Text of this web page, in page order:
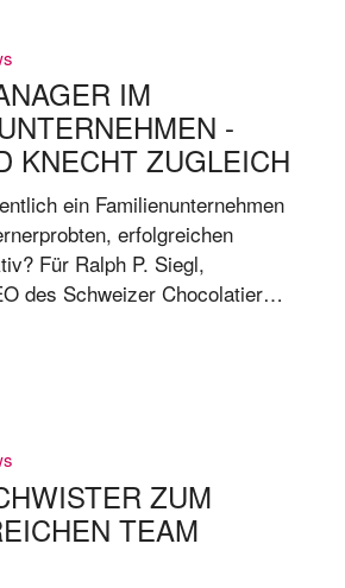
IM
-
KNECHT ZUGLEICH
ein Familienunternehmen
erfolgreichen
Für Ralph P. Siegl,
des Schweizer Chocolatiers
ZUM
TEAM